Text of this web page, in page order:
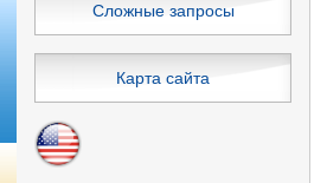
Сложные запросы
Карта сайта